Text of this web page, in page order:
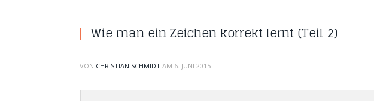
Wie man ein Zeichen korrekt lernt (Teil 2)
VON CHRISTIAN SCHMIDT AM 6. JUNI 2015